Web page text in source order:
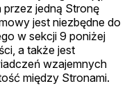
jedną Stronę
jest niezbędne do
w sekcji 9 poniżej
a także jest
wzajemnych
między Stronami.